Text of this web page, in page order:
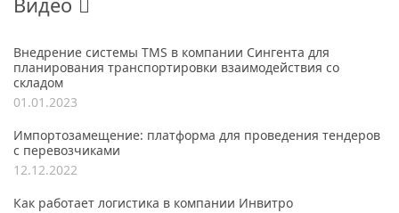
Внедрение системы TMS в компании Сингента для
планирования транспортировки взаимодействия со
складом
01.01.2023
Импортозамещение: платформа для проведения тендеров
с перевозчиками
12.12.2022
Как работает логистика в компании Инвитро